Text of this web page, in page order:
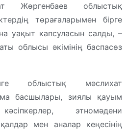
Жөргенбаев облыстық
төрағаларымен бірге
уақыт капсуласын салды, –
облысы әкімінің баспасөз
облыстық мәслихат
басшылары, зиялы қауым
этномәдени
мен аналар кеңесінің